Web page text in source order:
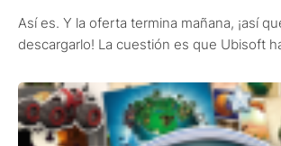
Así es. Y la oferta termina mañana, ¡así
descargarlo! La cuestión es que Ubisoft